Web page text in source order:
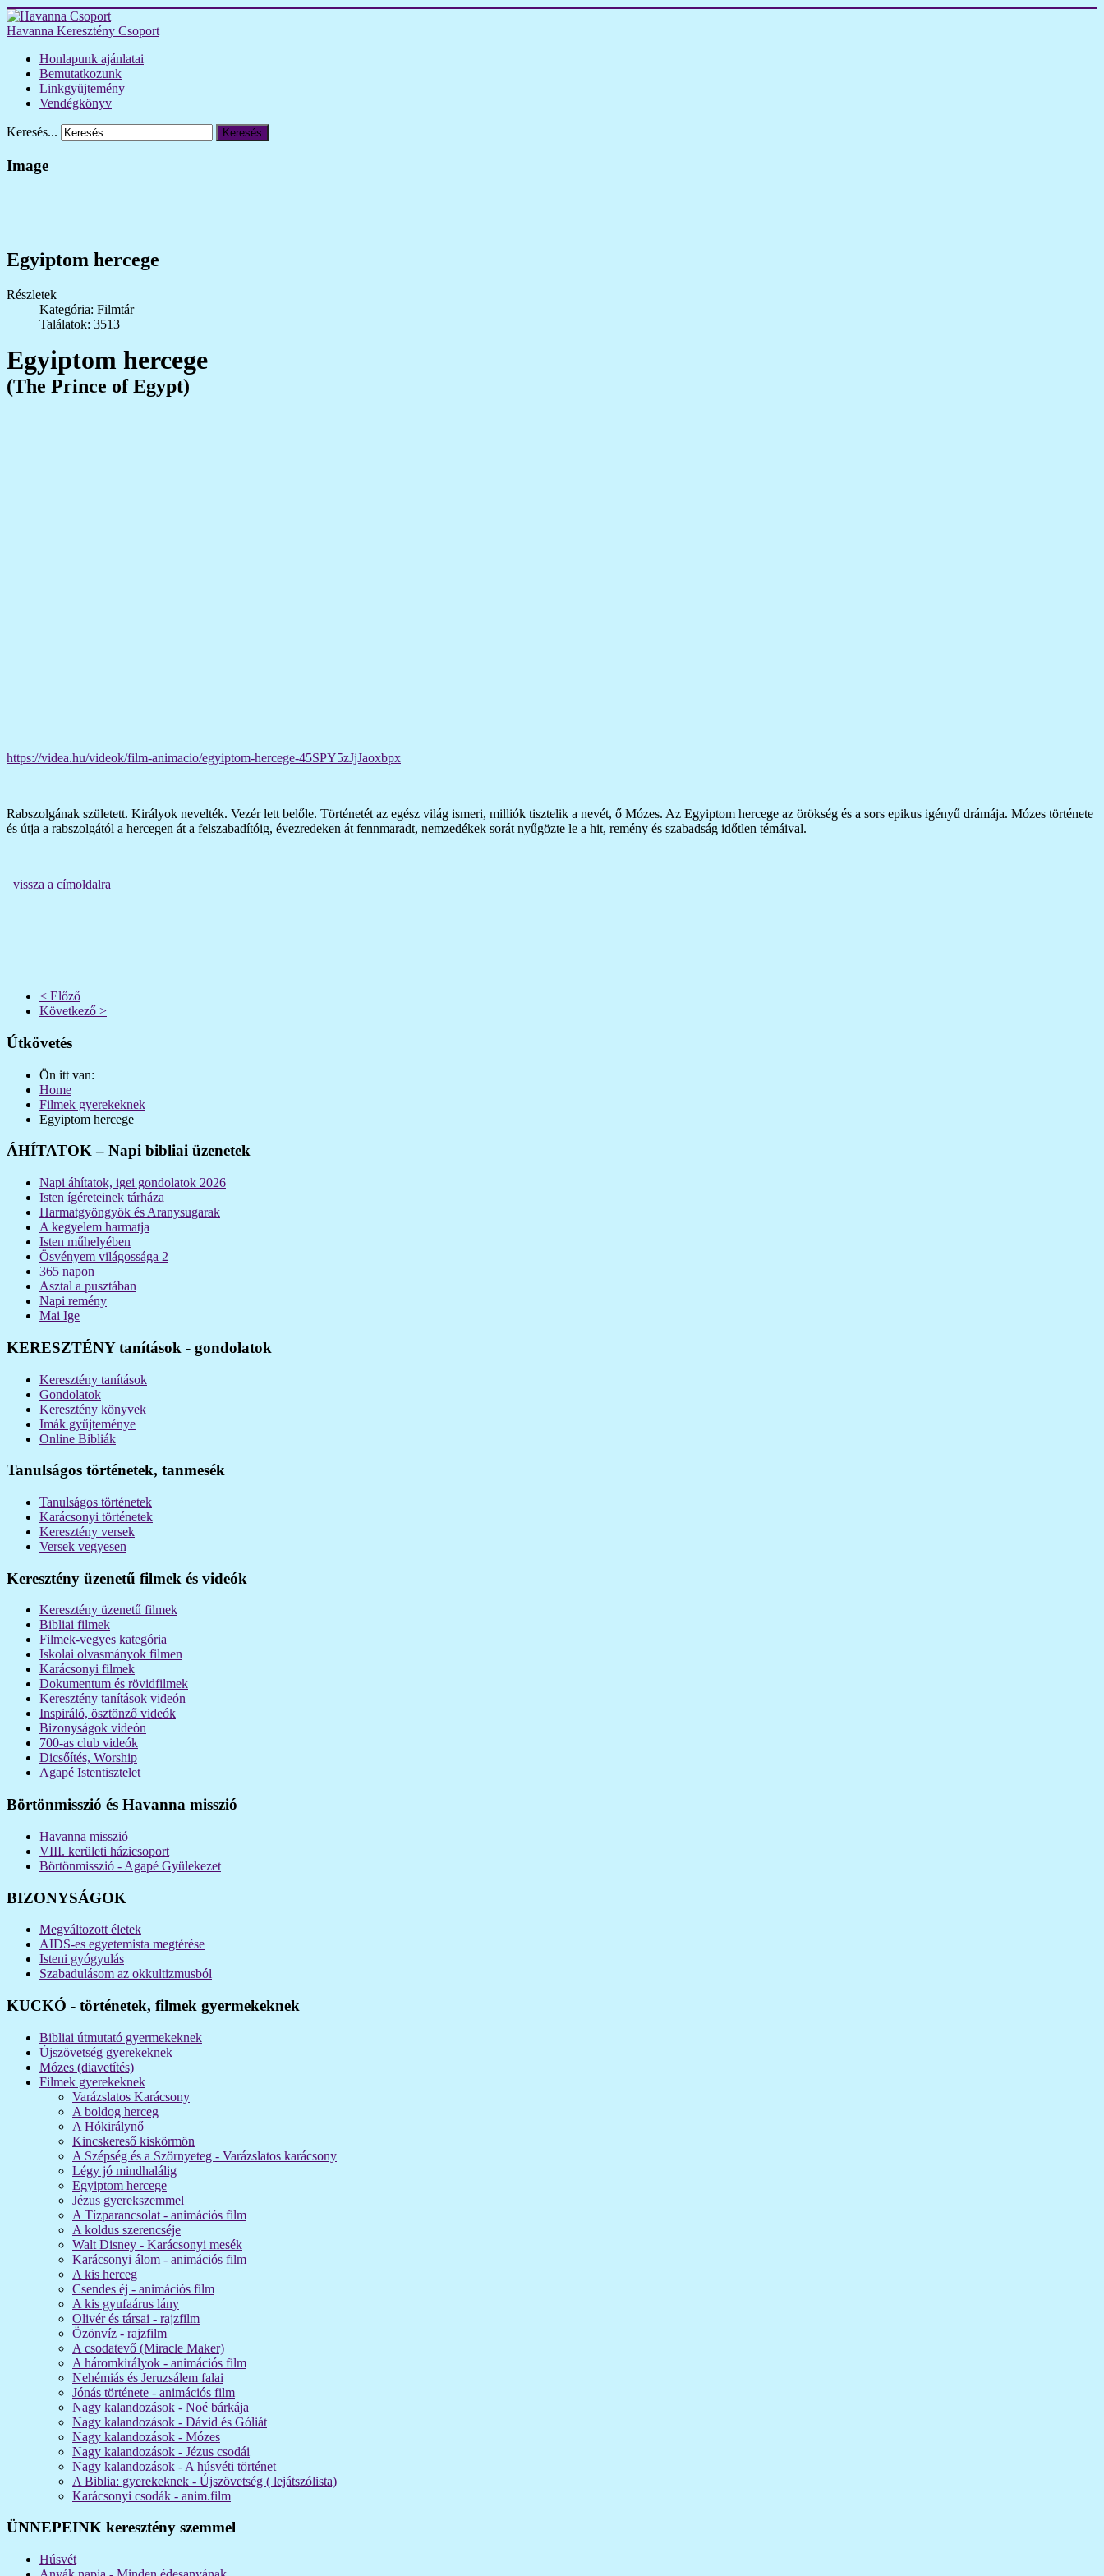
Havanna Keresztény Csoport
Honlapunk ajánlatai
Bemutatkozunk
Linkgyüjtemény
Vendégkönyv
Keresés... Keresés
Image
Egyiptom hercege
Részletek
Kategória: Filmtár
Találatok: 3513
Egyiptom hercege
(The Prince of Egypt)
https://videa.hu/videok/film-animacio/egyiptom-hercege-45SPY5zJjJaoxbpx
Rabszolgának született. Királyok nevelték. Vezér lett belőle. Történetét az egész világ ismeri, milliók tisztelik a nevét, ő Mózes. Az Egyiptom hercege az örökség és a sors epikus igényű drámája. Mózes története
és útja a rabszolgától a hercegen át a felszabadítóig, évezredeken át fennmaradt, nemzedékek sorát nyűgözte le a hit, remény és szabadság időtlen témáival.
vissza a címoldalra
< Előző
Következő >
Útkövetés
Ön itt van:
Home
Filmek gyerekeknek
Egyiptom hercege
ÁHÍTATOK – Napi bibliai üzenetek
Napi áhítatok, igei gondolatok 2026
Isten ígéreteinek tárháza
Harmatgyöngyök és Aranysugarak
A kegyelem harmatja
Isten műhelyében
Ösvényem világossága 2
365 napon
Asztal a pusztában
Napi remény
Mai Ige
KERESZTÉNY tanítások - gondolatok
Keresztény tanítások
Gondolatok
Keresztény könyvek
Imák gyűjteménye
Online Bibliák
Tanulságos történetek, tanmesék
Tanulságos történetek
Karácsonyi történetek
Keresztény versek
Versek vegyesen
Keresztény üzenetű filmek és videók
Keresztény üzenetű filmek
Bibliai filmek
Filmek-vegyes kategória
Iskolai olvasmányok filmen
Karácsonyi filmek
Dokumentum és rövidfilmek
Keresztény tanítások videón
Inspiráló, ösztönző videók
Bizonyságok videón
700-as club videók
Dicsőítés, Worship
Agapé Istentisztelet
Börtönmisszió és Havanna misszió
Havanna misszió
VIII. kerületi házicsoport
Börtönmisszió - Agapé Gyülekezet
BIZONYSÁGOK
Megváltozott életek
AIDS-es egyetemista megtérése
Isteni gyógyulás
Szabadulásom az okkultizmusból
KUCKÓ - történetek, filmek gyermekeknek
Bibliai útmutató gyermekeknek
Újszövetség gyerekeknek
Mózes (diavetítés)
Filmek gyerekeknek
Varázslatos Karácsony
A boldog herceg
A Hókirálynő
Kincskereső kiskörmön
A Szépség és a Szörnyeteg - Varázslatos karácsony
Légy jó mindhalálig
Egyiptom hercege
Jézus gyerekszemmel
A Tízparancsolat - animációs film
A koldus szerencséje
Walt Disney - Karácsonyi mesék
Karácsonyi álom - animációs film
A kis herceg
Csendes éj - animációs film
A kis gyufaárus lány
Olivér és társai - rajzfilm
Özönvíz - rajzfilm
A csodatevő (Miracle Maker)
A háromkirályok - animációs film
Nehémiás és Jeruzsálem falai
Jónás története - animációs film
Nagy kalandozások - Noé bárkája
Nagy kalandozások - Dávid és Góliát
Nagy kalandozások - Mózes
Nagy kalandozások - Jézus csodái
Nagy kalandozások - A húsvéti történet
A Biblia: gyerekeknek - Újszövetség ( lejátszólista)
Karácsonyi csodák - anim.film
ÜNNEPEINK keresztény szemmel
Húsvét